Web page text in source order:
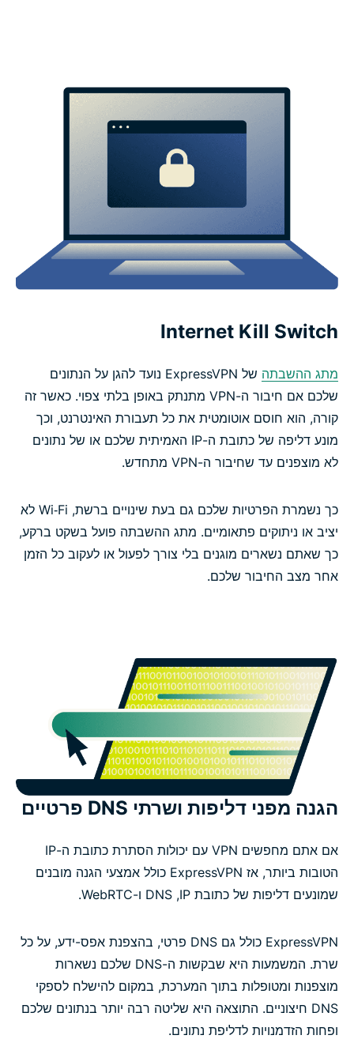
Internet Kill Switch
מתג ההשבתה
של ExpressVPN נועד להגן על הנתונים
שלכם אם חיבור ה-VPN מתנתק באופן בלתי צפוי. כאשר זה
קורה, הוא חוסם אוטומטית את כל תעבורת האינטרנט, וכך
מונע דליפה של כתובת ה-IP האמיתית שלכם או של נתונים
לא מוצפנים עד שחיבור ה-VPN מתחדש.
כך נשמרת הפרטיות שלכם גם בעת שינויים ברשת, Wi‑Fi לא
יציב או ניתוקים פתאומיים. מתג ההשבתה פועל בשקט ברקע,
כך שאתם נשארים מוגנים בלי צורך לפעול או לעקוב כל הזמן
אחר מצב החיבור שלכם.
הגנה מפני דליפות ושרתי DNS פרטיים
אם אתם מחפשים VPN עם יכולות הסתרת כתובת ה-IP
הטובות ביותר, אז ExpressVPN כולל אמצעי הגנה מובנים
שמונעים דליפות של כתובת IP, ‏DNS ו-WebRTC.
ExpressVPN כולל גם DNS פרטי, בהצפנת אפס-ידע, על כל
שרת. המשמעות היא שבקשות ה-DNS שלכם נשארות
מוצפנות ומטופלות בתוך המערכת, במקום להישלח לספקי
DNS חיצוניים. התוצאה היא שליטה רבה יותר בנתונים שלכם
ופחות הזדמנויות לדליפת נתונים.